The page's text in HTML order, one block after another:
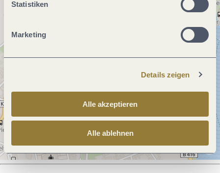
Statistiken
Marketing
Details zeigen
Alle akzeptieren
Alle ablehnen